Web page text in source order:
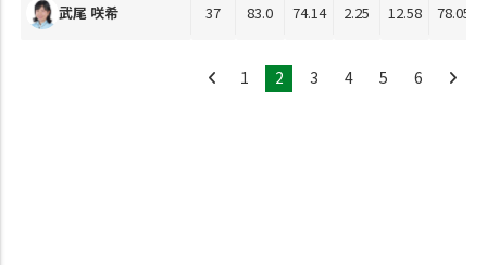
武尾 咲希 37 83.0 74.14 2.25 12.58 78.05
1 2 3 4 5 6